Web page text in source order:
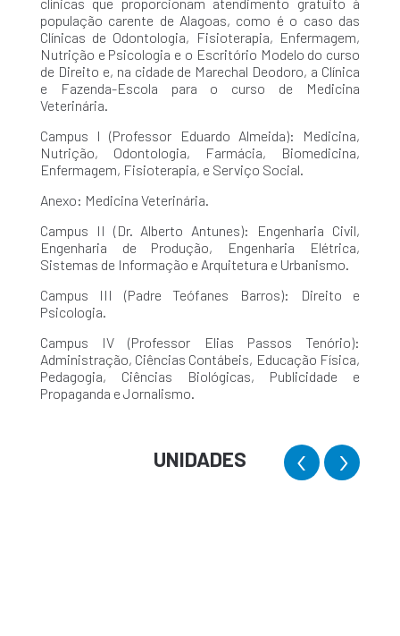
população carente de Alagoas, como é o caso das
Clínicas de Odontologia, Fisioterapia, Enfermagem,
Nutrição e Psicologia e o Escritório Modelo do curso
de Direito e, na cidade de Marechal Deodoro, a Clínica
e Fazenda-Escola para o curso de Medicina
Veterinária.
Campus I (Professor Eduardo Almeida): Medicina,
Nutrição, Odontologia, Farmácia, Biomedicina,
Enfermagem, Fisioterapia, e Serviço Social.
Anexo: Medicina Veterinária.
Campus II (Dr. Alberto Antunes): Engenharia Civil,
Engenharia de Produção, Engenharia Elétrica,
Sistemas de Informação e Arquitetura e Urbanismo.
Campus III (Padre Teófanes Barros): Direito e
Psicologia.
Campus IV (Professor Elias Passos Tenório):
Administração, Ciências Contábeis, Educação Física,
Pedagogia, Ciências Biológicas, Publicidade e
Propaganda e Jornalismo.
UNIDADES ‹ ›